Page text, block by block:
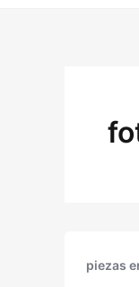
piezas